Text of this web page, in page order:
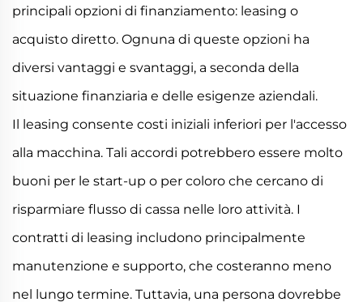
principali opzioni di finanziamento: leasing o
acquisto diretto. Ognuna di queste opzioni ha
diversi vantaggi e svantaggi, a seconda della
situazione finanziaria e delle esigenze aziendali.
Il leasing consente costi iniziali inferiori per l'accesso
alla macchina. Tali accordi potrebbero essere molto
buoni per le start-up o per coloro che cercano di
risparmiare flusso di cassa nelle loro attività. I
contratti di leasing includono principalmente
manutenzione e supporto, che costeranno meno
nel lungo termine. Tuttavia, una persona dovrebbe